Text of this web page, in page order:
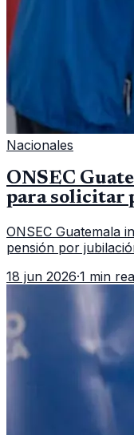
Nacionales
ONSEC
para solicitar
ONSEC Guatemala
pensión por
importar edad.
18 jun 2026·1 min